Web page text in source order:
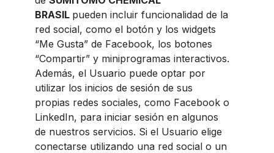
BRASIL pueden incluir funcionalidad de la
red social, como el botón y los widgets
“Me Gusta” de Facebook, los botones
“Compartir” y miniprogramas interactivos.
Además, el Usuario puede optar por
utilizar los inicios de sesión de sus
propias redes sociales, como Facebook o
LinkedIn, para iniciar sesión en algunos
de nuestros servicios. Si el Usuario elige
conectarse utilizando una red social o un